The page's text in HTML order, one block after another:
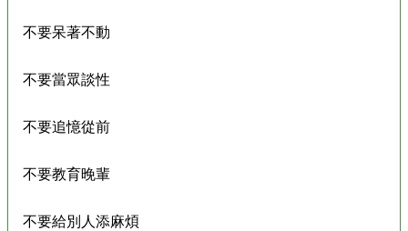
不要呆著不動
不要當眾談性
不要追憶從前
不要教育晚輩
不要給別人添麻煩